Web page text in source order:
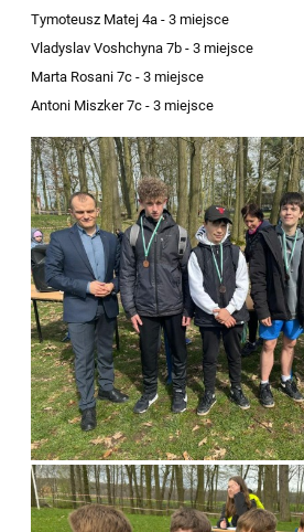
Tymoteusz Matej 4a - 3 miejsce
Vladyslav Voshchyna 7b - 3 miejsce
Marta Rosani 7c - 3 miejsce
Antoni Miszker 7c - 3 miejsce